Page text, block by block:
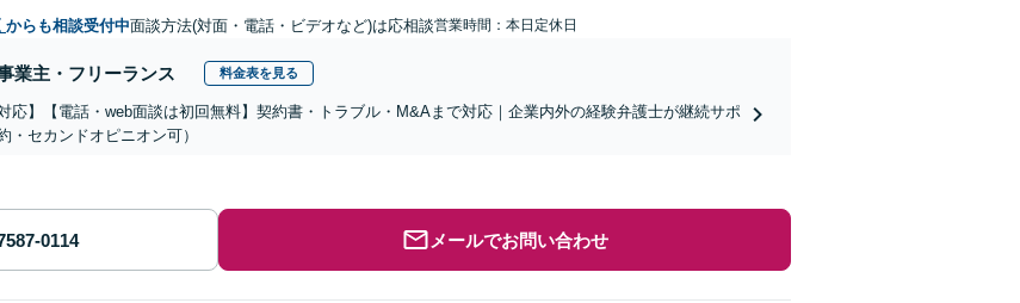
からも相談受付中面談方法(対面・電話・ビデオなど)は応相談営業時間：本日定休日
業主・フリーランス 料金表を見る
応】【電話・web面談は初回無料】契約書・トラブル・M&Aまで対応｜企業内外の経験弁護士が継続サポ
・セカンドオピニオン可）
メールでお問い合わせ